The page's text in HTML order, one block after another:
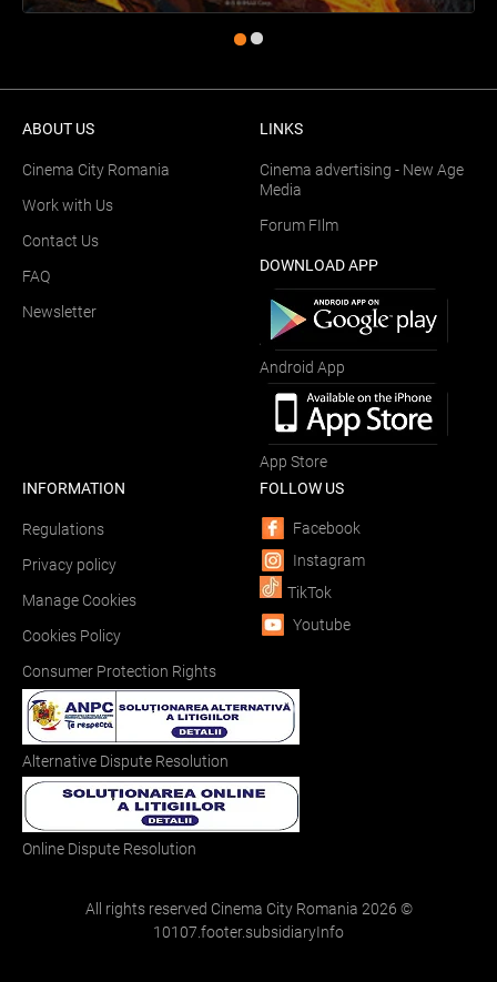
ABOUT US
Cinema City Romania
Work with Us
Contact Us
FAQ
Newsletter
LINKS
Cinema advertising - New Age
Media
Forum FIlm
DOWNLOAD APP
Android App
App Store
INFORMATION
Regulations
Privacy policy
Manage Cookies
Cookies Policy
Consumer Protection Rights
Alternative Dispute Resolution
Online Dispute Resolution
FOLLOW US
Facebook
Instagram
TikTok
Youtube
All rights reserved Cinema City Romania 2026 ©
10107.footer.subsidiaryInfo